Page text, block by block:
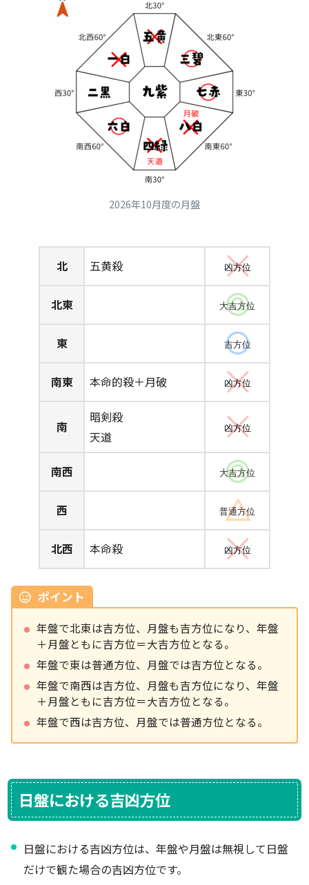
2026年10月度の月盤
北 五黄殺 凶方位
北東 大吉方位
東 吉方位
南東 本命的殺＋月破 凶方位
南
暗剣殺
天道
凶方位
南西 大吉方位
西 普通方位
北西 本命殺 凶方位
ポイント
年盤で北東は吉方位、月盤も吉方位になり、年盤
＋月盤ともに吉方位＝大吉方位となる。
年盤で東は普通方位、月盤では吉方位となる。
年盤で南西は吉方位、月盤も吉方位になり、年盤
＋月盤ともに吉方位＝大吉方位となる。
年盤で西は吉方位、月盤では普通方位となる。
日盤における吉凶方位
日盤における吉凶方位は、年盤や月盤は無視して日盤
だけで観た場合の吉凶方位です。